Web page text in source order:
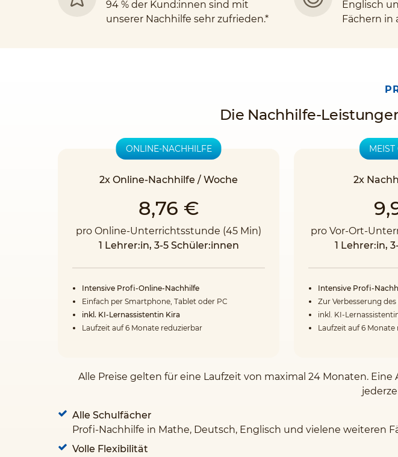
94 % der Kund:innen sind mit
unserer Nachhilfe sehr zufrieden.*
Englisch
Fächern in
Die Nachhilfe-
2x
pro Vor-Ort-
1 Lehrer:in,
Intensive Profi-
Zur Verbesserung
inkl. KI-
Laufzeit auf 6 Monate
ONLINE-NACHHILFE
2x Online-Nachhilfe / Woche
8,76 €
pro Online-Unterrichtsstunde (45 Min)
1 Lehrer:in, 3-5 Schüler:innen
Intensive Profi-Online-Nachhilfe
Einfach per Smartphone, Tablet oder PC
inkl. KI-Lernassistentin Kira
Laufzeit auf 6 Monate reduzierbar
Alle Preise gelten für eine Laufzeit von maximal 24 Monaten.
Alle Schulfächer
Profi-Nachhilfe in Mathe, Deutsch, Englisch und vielene weiteren
Volle Flexibilität